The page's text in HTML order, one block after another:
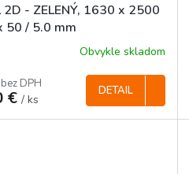
2D - ZELENÝ, 1630 x 2500
50 / 5.0 mm
Obvykle skladom
DPH
€ / ks
DETAIL